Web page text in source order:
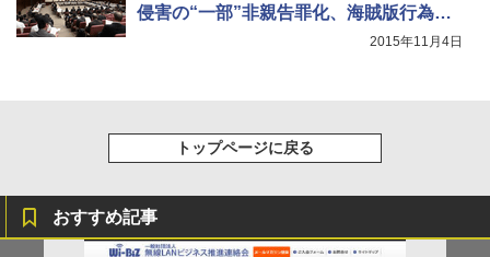
侵害の“一部”非親告罪化、海賊版行為に
限定・二次創作は除外すべきとのスタン
2015年11月4日
トップページに戻る
おすすめ記事